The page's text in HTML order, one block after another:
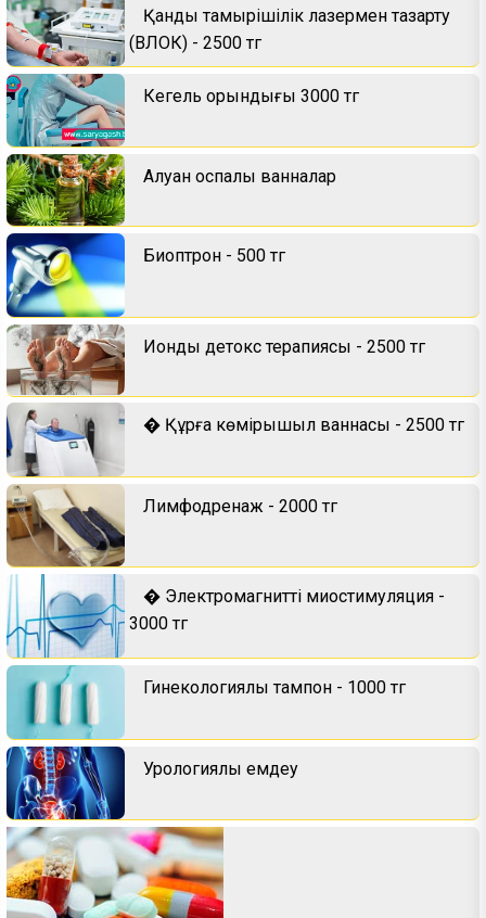
Қанды тамырішілік лазермен тазарту
(ВЛОК) - 2500 тг
Кегель орындығы 3000 тг
Алуан қоспалы ванналар
Биоптрон - 500 тг
Иондық детокс терапиясы - 2500 тг
� Құрғақ көмірқышқыл ваннасы - 2500 тг
Лимфодренаж - 2000 тг
� Электромагнитті миостимуляция -
3000 тг
Гинекологиялық тампон - 1000 тг
Урологиялық емдеу